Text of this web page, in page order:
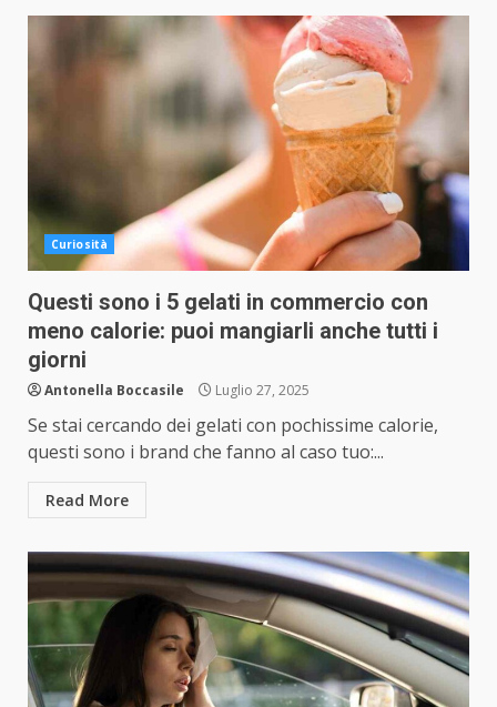
Curiosità
Questi sono i 5 gelati in commercio con
meno calorie: puoi mangiarli anche tutti i
giorni
Antonella Boccasile Luglio 27, 2025
Se stai cercando dei gelati con pochissime calorie,
questi sono i brand che fanno al caso tuo:...
Read More